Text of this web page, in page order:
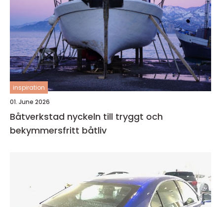
inspiration
01. June 2026
Båtverkstad nyckeln till tryggt och
bekymmersfritt båtliv